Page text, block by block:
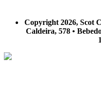
Copyright 2026, Scot
Caldeira, 578 •